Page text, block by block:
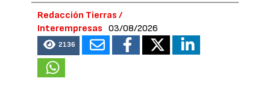
Redacción Tierras /
Interempresas
03/08/2026
2136